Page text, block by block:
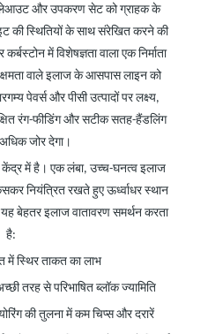
और उपकरण सेट को ग्राहक के
की स्थितियों के साथ संरेखित करने की
में विशेषज्ञता वाला एक निर्माता
वाले इलाज के आसपास लाइन को
पेवर्स और पीसी उत्पादों पर लक्ष्य,
रंग-फीडिंग और सटीक सतह-हैंडलिंग
जोर देगा।
केंद्र में है। एक लंबा, उच्च-घनत्व इलाज
नियंत्रित रखते हुए ऊर्ध्वाधर स्थान
बेहतर इलाज वातावरण समर्थन करता
है:
में स्थिर ताकत का लाभ
तरह से परिभाषित ब्लॉक ज्यामिति
की तुलना में कम चिप्स और दरारें